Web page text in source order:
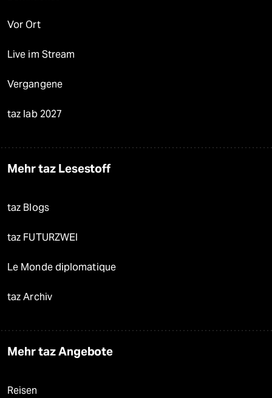
Vor Ort
Live im Stream
Vergangene
taz lab 2027
Mehr taz Lesestoff
taz Blogs
taz FUTURZWEI
Le Monde diplomatique
taz Archiv
Mehr taz Angebote
Reisen